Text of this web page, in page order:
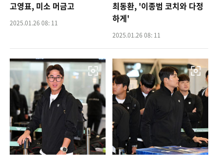
고영표, 미소 머금고
2025.01.26 08: 11
최동환, '이종범 코치와 다정
하게'
2025.01.26 08: 11